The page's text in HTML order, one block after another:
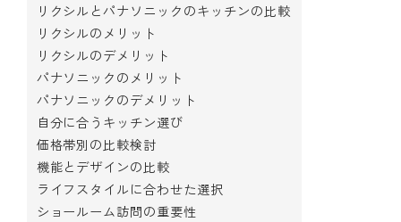
リクシルとパナソニックのキッチンの比較
リクシルのメリット
リクシルのデメリット
パナソニックのメリット
パナソニックのデメリット
自分に合うキッチン選び
価格帯別の比較検討
機能とデザインの比較
ライフスタイルに合わせた選択
ショールーム訪問の重要性